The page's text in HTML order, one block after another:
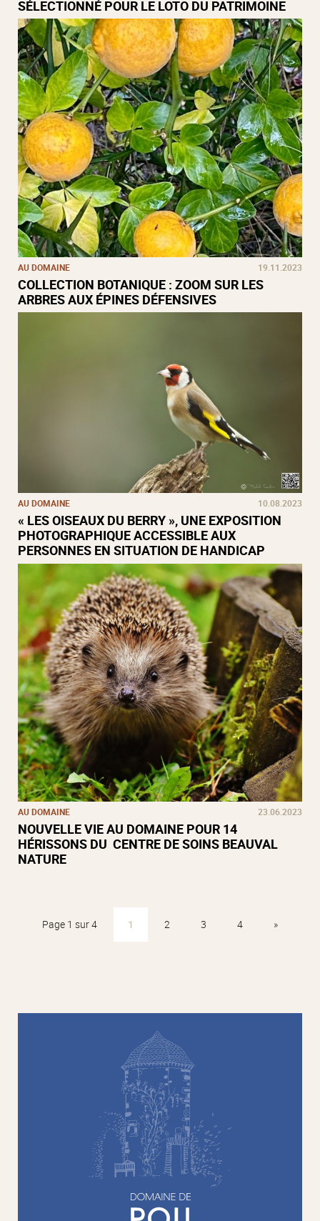
SÉLECTIONNÉ POUR LE LOTO DU PATRIMOINE
AU DOMAINE 19.11.2023
COLLECTION BOTANIQUE : ZOOM SUR LES
ARBRES AUX ÉPINES DÉFENSIVES
AU DOMAINE 10.08.2023
« LES OISEAUX DU BERRY », UNE EXPOSITION
PHOTOGRAPHIQUE ACCESSIBLE AUX
PERSONNES EN SITUATION DE HANDICAP
AU DOMAINE 23.06.2023
NOUVELLE VIE AU DOMAINE POUR 14
HÉRISSONS DU CENTRE DE SOINS BEAUVAL
NATURE
Page 1 sur 4 1 2 3 4 »